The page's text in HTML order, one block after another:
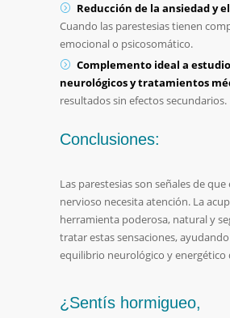
Reducción de la ansiedad y
Cuando las parestesias tienen
emocional o psicosomático.
Complemento ideal a
neurológicos y tratamientos
resultados sin efectos secundarios.
Conclusiones:
Las parestesias son señales de que
nervioso necesita atención. La
herramienta poderosa, natural y
tratar estas sensaciones,
equilibrio neurológico y energético
¿Sentís hormigueo,